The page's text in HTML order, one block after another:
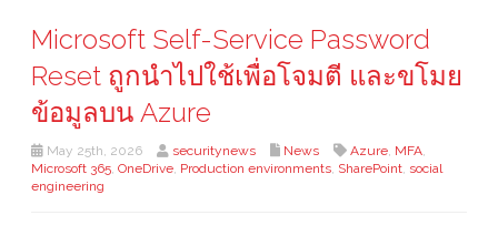
Microsoft Self-Service Password
Reset ถูกนำไปใช้เพื่อโจมตี และขโมย
ข้อมูลบน Azure
May 25th, 2026 securitynews News Azure, MFA,
Microsoft 365, OneDrive, Production environments, SharePoint, social
engineering